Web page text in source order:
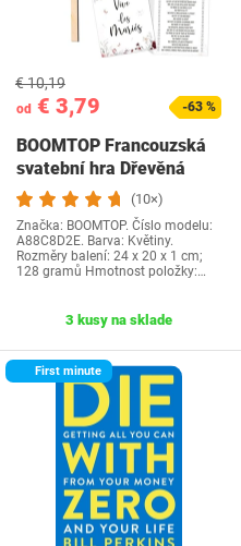
od € 3,79
€ 10,19
-63 %
BOOMTOP Francouzská
svatební hra Dřevěná
cedulka a kvízové…
(10×)
Značka: BOOMTOP. Číslo modelu:
A88C8D2E. Barva: Květiny.
Rozměry balení: 24 x 20 x 1 cm;
128 gramů Hmotnost položky:…
3 kusy na sklade
First minute